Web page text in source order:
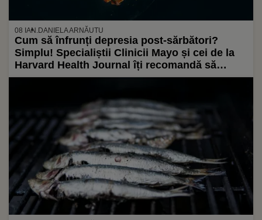
08 IAN.DANIELA ARNĂUTU
Cum să înfrunți depresia post-sărbători?
Simplu! Specialiștii Clinicii Mayo și cei de la
Harvard Health Journal îți recomandă să
mănânci sardine la conservă pentru a-ți